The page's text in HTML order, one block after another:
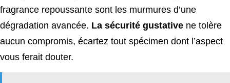
fragrance repoussante sont les murmures d’une
dégradation avancée. La sécurité gustative ne tolère
aucun compromis, écartez tout spécimen dont l’aspect
vous ferait douter.